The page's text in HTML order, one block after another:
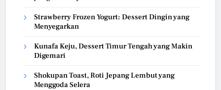
Strawberry Frozen Yogurt: Dessert Dingin yang
Menyegarkan
Kunafa Keju, Dessert Timur Tengah yang Makin
Digemari
Shokupan Toast, Roti Jepang Lembut yang
Menggoda Selera